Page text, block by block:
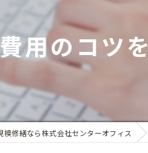
用のコツ
模修繕なら株式会社センターオフィス